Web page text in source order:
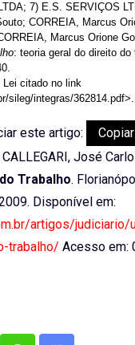
7) E.S. SERVIÇOS
CORREIA, Marcus
Marcus Orione
: teoria geral do direito do
Lei citado no link
sileg/integras/362814.pdf
este artigo:
Copiar
José
Trabalho.
Disponível em:
artigos/judiciario/
trabalho/ Acesso em: